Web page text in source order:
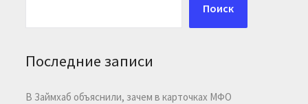
Поиск
Последние записи
В Займхаб объяснили, зачем в карточках МФО